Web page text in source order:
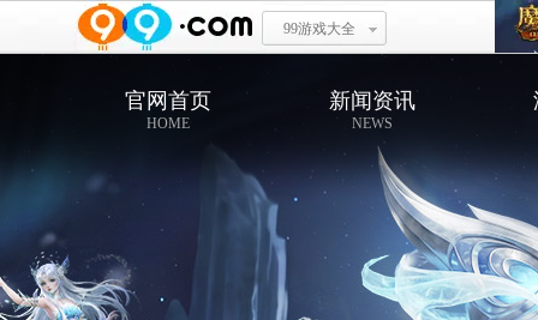
99游戏大全
官网首页
HOME
新闻资讯
NEWS